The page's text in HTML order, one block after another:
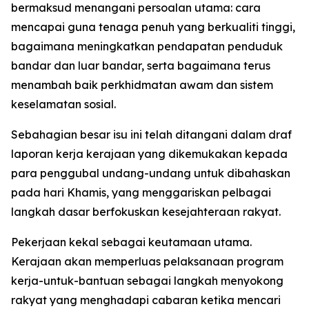
bermaksud menangani persoalan utama: cara
mencapai guna tenaga penuh yang berkualiti tinggi,
bagaimana meningkatkan pendapatan penduduk
bandar dan luar bandar, serta bagaimana terus
menambah baik perkhidmatan awam dan sistem
keselamatan sosial.
Sebahagian besar isu ini telah ditangani dalam draf
laporan kerja kerajaan yang dikemukakan kepada
para penggubal undang-undang untuk dibahaskan
pada hari Khamis, yang menggariskan pelbagai
langkah dasar berfokuskan kesejahteraan rakyat.
Pekerjaan kekal sebagai keutamaan utama.
Kerajaan akan memperluas pelaksanaan program
kerja-untuk-bantuan sebagai langkah menyokong
rakyat yang menghadapi cabaran ketika mencari